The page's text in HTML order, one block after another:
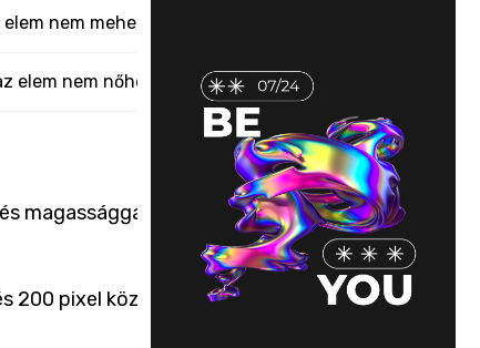
nem mehet.
elem nem nőhet.
magassággal
200 pixel közötti